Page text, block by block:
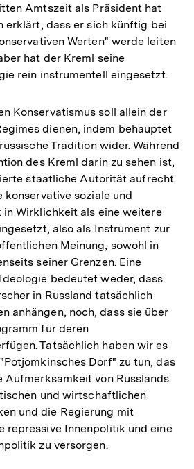
Amtszeit als Präsident hat
erklärt, dass er sich künftig bei
Werten" werde leiten
hat der Kreml seine
rein instrumentell eingesetzt.
Konservatismus soll allein der
dienen, indem behauptet
Tradition wider. Während
des Kreml darin zu sehen ist,
staatliche Autorität aufrecht
soziale und
in Wirklichkeit als eine weitere
also als Instrument zur
Meinung, sowohl in
seiner Grenzen. Eine
bedeutet weder, dass
in Russland tatsächlich
anhängen, noch, dass sie über
für deren
Tatsächlich haben wir es
Dorf" zu tun, das
Aufmerksamkeit von Russlands
und wirtschaftlichen
und die Regierung mit
repressive Innenpolitik und eine
zu versorgen.